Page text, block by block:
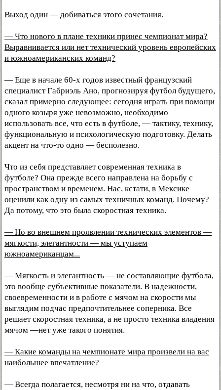
Выход один — добиваться этого сочетания.
— Что нового в плане техники принес чемпионат мира?
Выравнивается или нет технический уровень европейских
и южноамериканских команд?
— Еще в начале 60-х годов известный французский
специалист Габриэль Ано, прогнозируя футбол будущего,
сказал примерно следующее: сегодня играть при помощи
одного козыря уже невозможно, необходимо
использовать все, что есть в футболе, — тактику, технику,
функциональную и психологическую подготовку. Делать
акцент на что-то одно — бесполезно.
Что из себя представляет современная техника в
футболе? Она прежде всего направлена на борьбу с
пространством и временем. Нас, кстати, в Мексике
оценили как одну из самых техничных команд. Почему?
Да потому, что это была скоростная техника.
— Но во внешнем проявлении технических элементов —
мягкости, элегантности — мы уступаем
южноамериканцам...
— Мягкость и элегантность — не составляющие футбола,
это вообще субъективные показатели. В надежности,
своевременности и в работе с мячом на скорости мы
выглядим подчас предпочтительнее соперника. Все
решает скоростная техника, а не просто техника владения
мячом —нет уже такого понятия.
— Какие команды на чемпионате мира произвели на вас
наибольшее впечатление?
— Всегда полагается, несмотря ни на что, отдавать